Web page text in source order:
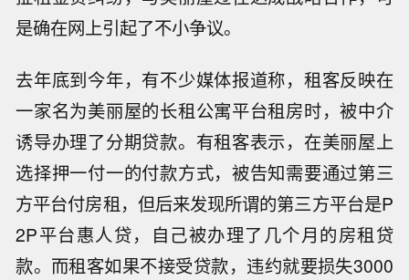
是确在网上引起了不小争议。
去年底到今年，有不少媒体报道称，租客反映在
一家名为美丽屋的长租公寓平台租房时，被中介
诱导办理了分期贷款。有租客表示，在美丽屋上
选择押一付一的付款方式，被告知需要通过第三
方平台付房租，但后来发现所谓的第三方平台是P
2P平台惠人贷，自己被办理了几个月的房租贷
款。而租客如果不接受贷款，违约就要损失3000